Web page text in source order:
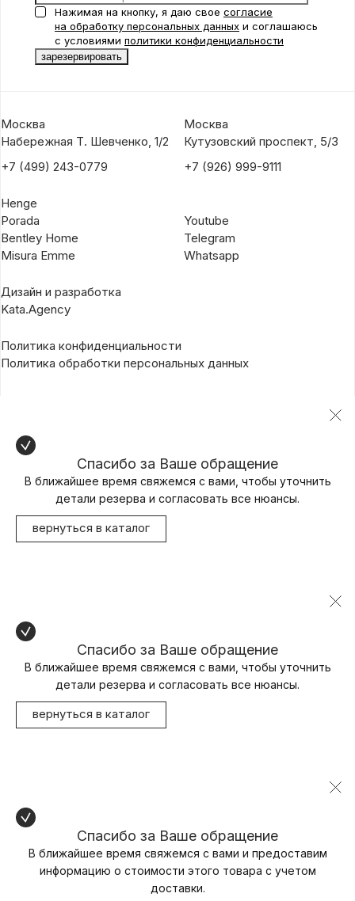
Нажимая на кнопку, я даю свое согласие
на обработку персональных данных и соглашаюсь
с условиями политики конфиденциальности
Москва
Набережная Т. Шевченко, 1/2
+7 (499) 243-0779
Москва
Кутузовский проспект, 5/3
+7 (926) 999-9111
Henge
Porada
Bentley Home
Misura Emme
Youtube
Telegram
Whatsapp
Дизайн и разработка
Kata.Agency
Политика конфиденциальности
Политика обработки персональных данных
Спасибо за Ваше обращение
В ближайшее время свяжемся с вами, чтобы уточнить
детали резерва и согласовать все нюансы.
вернуться в каталог
Спасибо за Ваше обращение
В ближайшее время свяжемся с вами, чтобы уточнить
детали резерва и согласовать все нюансы.
вернуться в каталог
Спасибо за Ваше обращение
В ближайшее время свяжемся с вами и предоставим
информацию о стоимости этого товара с учетом
доставки.